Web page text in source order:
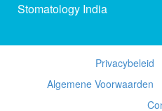
Stomatology India
Privacybeleid
Algemene Voorwaarden